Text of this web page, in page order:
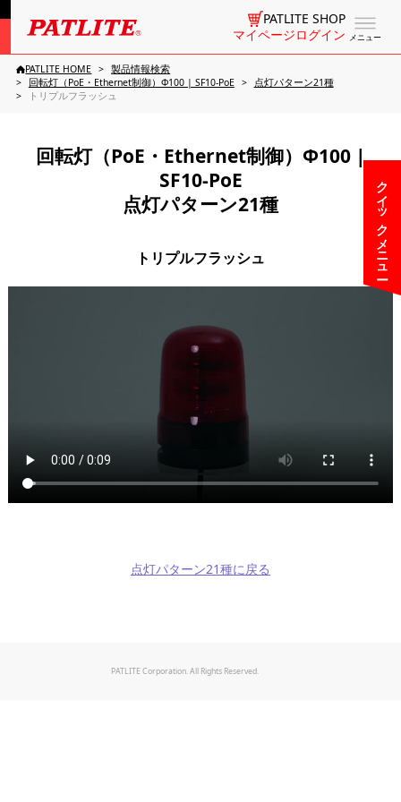
メニュー
PATLITE SHOP
マイページログイン
クイックメニュー
PATLITE HOME
製品情報検索
回転灯（PoE・Ethernet制御）Φ100 | SF10-PoE
点灯パターン21種
トリプルフラッシュ
回転灯（PoE・Ethernet制御）Φ100 |
SF10-PoE
点灯パターン21種
トリプルフラッシュ
点灯パターン21種に戻る
PATLITE Corporation. All Rights Reserved.